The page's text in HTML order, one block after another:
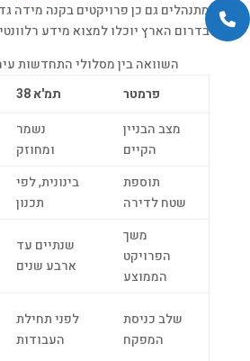
מתנהלים גם כן פרויקטים בקנה מידה
בדרום הארץ יוכלו למצוא מידע
השוואה בין מסלולי התחדשות
פרמטר
תמ'א 38
מצב הבניין
הקיים
נשמר
ומחוזק
תוספת
שטח לדירה
בינונית, לפי
תכנון
משך
הפרויקט
הממוצע
שנתיים עד
ארבע שנים
שלב כניסת
המפקח
לפני תחילת
העבודות